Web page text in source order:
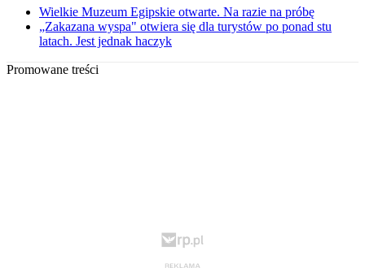
Wielkie Muzeum Egipskie otwarte. Na razie na próbę
„Zakazana wyspa" otwiera się dla turystów po ponad stu
latach. Jest jednak haczyk
Promowane treści